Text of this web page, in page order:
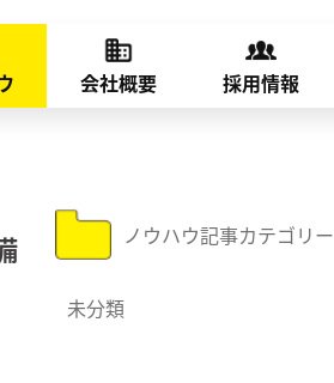
会社概要 採用情報
ノウハウ記事カテゴリー
未分類